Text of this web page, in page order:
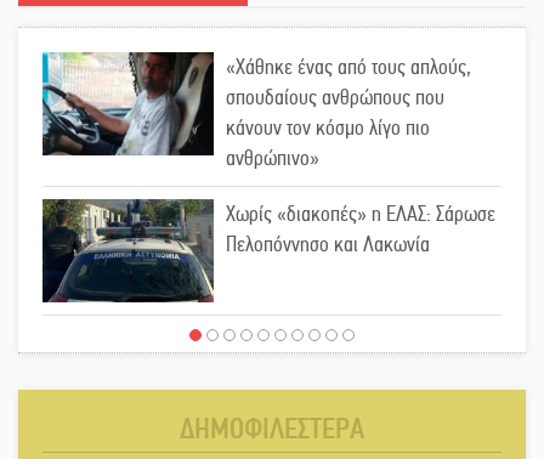
«Χάθηκε ένας από τους απλούς,
σπουδαίους ανθρώπους που
κάνουν τον κόσμο λίγο πιο
ανθρώπινο»
Χωρίς «διακοπές» η ΕΛΑΣ: Σάρωσε
Πελοπόννησο και Λακωνία
«Έφυγε» ένας γνήσιος Δάσκαλος
ΔΗΜΟΦΙΛΕΣΤΕΡΑ